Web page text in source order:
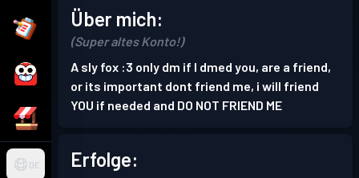
DE
Über mich:
(Super altes Konto!)
A sly fox :3 only dm if I dmed you, are a friend,
or its important dont friend me, i will friend
YOU if needed and DO NOT FRIEND ME
Erfolge: